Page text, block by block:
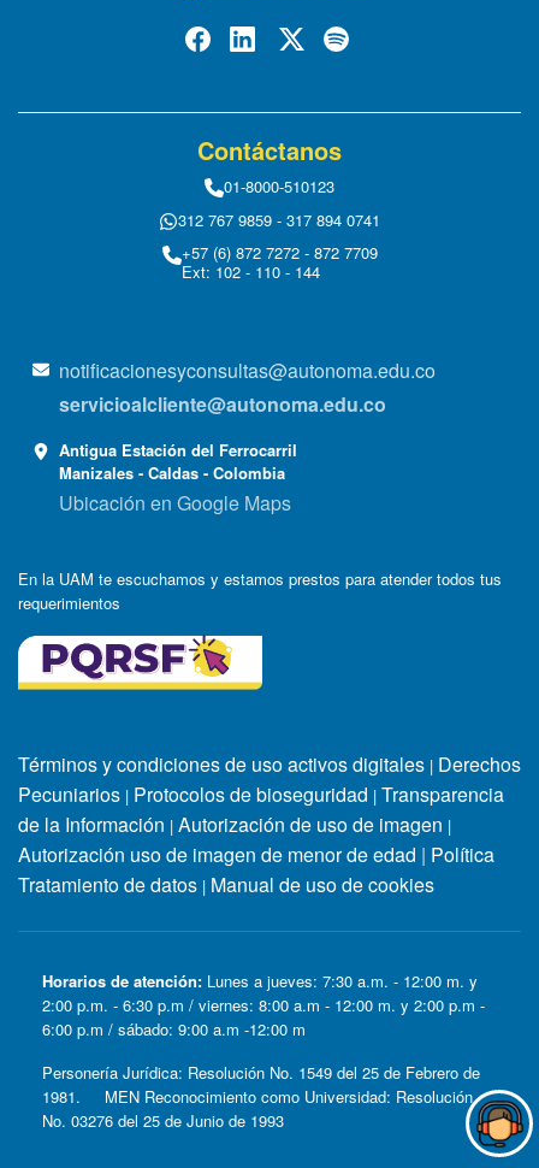
Contáctanos
01-8000-510123
312 767 9859 - 317 894 0741
+57 (6) 872 7272 - 872 7709
Ext: 102 - 110 - 144
notificacionesyconsultas@autonoma.edu.co
servicioalcliente@autonoma.edu.co
Antigua Estación del Ferrocarril
Manizales - Caldas - Colombia
Ubicación en Google Maps
En la UAM te escuchamos y estamos prestos para atender todos tus
requerimientos
Términos y condiciones de uso activos digitales | Derechos
Pecuniarios | Protocolos de bioseguridad | Transparencia
de la Información | Autorización de uso de imagen |
Autorización uso de imagen de menor de edad | Política
Tratamiento de datos | Manual de uso de cookies
Horarios de atención: Lunes a jueves: 7:30 a.m. - 12:00 m. y
2:00 p.m. - 6:30 p.m / viernes: 8:00 a.m - 12:00 m. y 2:00 p.m -
6:00 p.m / sábado: 9:00 a.m -12:00 m
Personería Jurídica: Resolución No. 1549 del 25 de Febrero de
1981. MEN Reconocimiento como Universidad: Resolución
No. 03276 del 25 de Junio de 1993